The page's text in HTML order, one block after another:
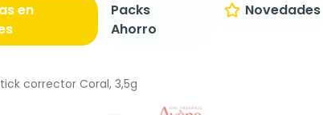
en
Packs
Ahorro
Novedades
corrector Coral, 3,5g